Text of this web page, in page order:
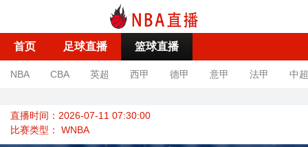
首页 足球直播 篮球直播
NBA CBA 英超 西甲 德甲 意甲 法甲 中超
直播时间：2026-07-11 07:30:00
比赛类型： WNBA